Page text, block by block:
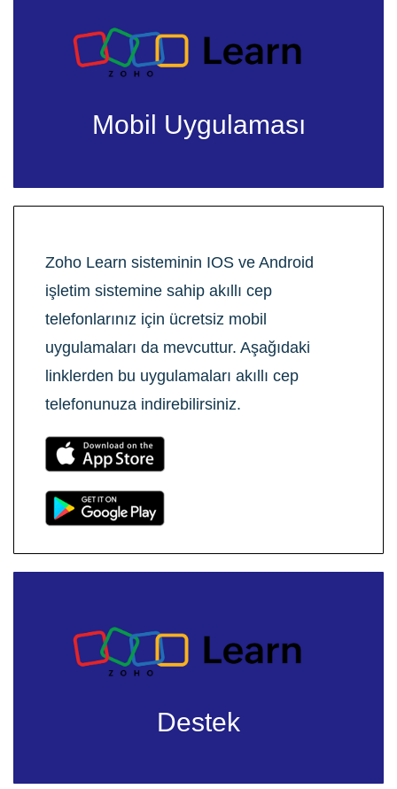
Mobil Uygulaması
Zoho Learn sisteminin IOS ve Android
işletim sistemine sahip akıllı cep
telefonlarınız için ücretsiz mobil
uygulamaları da mevcuttur. Aşağıdaki
linklerden bu uygulamaları akıllı cep
telefonunuza indirebilirsiniz.
Destek